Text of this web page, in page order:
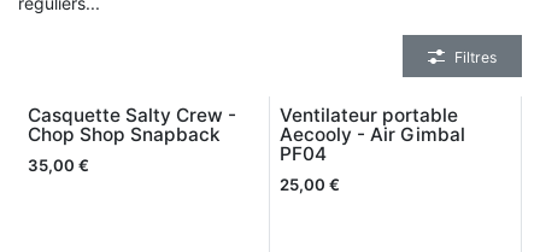
Filtres
Casquette Salty Crew -
Chop Shop Snapback
35,00 €
Ventilateur portable
Aecooly - Air Gimbal
PF04
25,00 €